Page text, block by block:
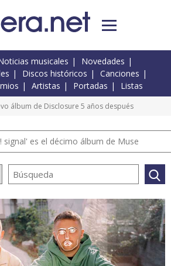
musicales
Novedades
Discos históricos
Canciones
Artistas Portadas Listas
álbum de Disclosure 5 años después
signal' es el décimo álbum de Muse